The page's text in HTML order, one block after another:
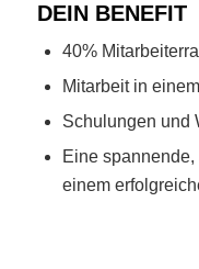
DEIN BENEFIT
40%
Mitarbeit in
Schulungen und
Eine
einem